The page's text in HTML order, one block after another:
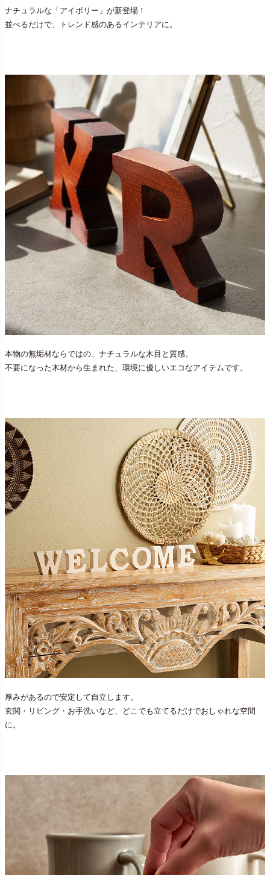
ナチュラルな「アイボリー」が新登場！
並べるだけで、トレンド感のあるインテリアに。
本物の無垢材ならではの、ナチュラルな木目と質感。
不要になった木材から生まれた、環境に優しいエコなアイテムです。
厚みがあるので安定して自立します。
玄関・リビング・お手洗いなど、どこでも立てるだけでおしゃれな空間
に。